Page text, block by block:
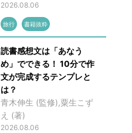
2026.08.06
旅行 書籍抜粋
読書感想文は「あなう
め」でできる！ 10分で作
文が完成するテンプレと
は？
青木伸生 (監修),粟生こず
え (著)
2026.08.06